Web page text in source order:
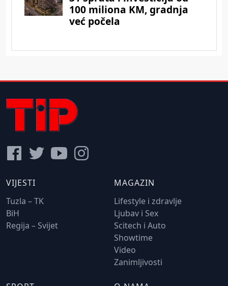
VIJESTI
Tuzla – TK
BiH
Regija – Svijet
MAGAZIN
Lifestyle i zdravlje
Ljubav i Sex
Scitech i Auto
Showtime
Video
Zanimljivosti